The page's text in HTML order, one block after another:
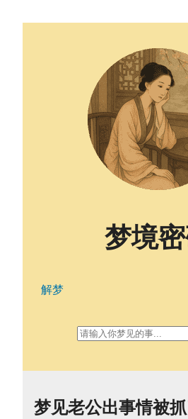
梦见老公出事情被
梦境
解梦